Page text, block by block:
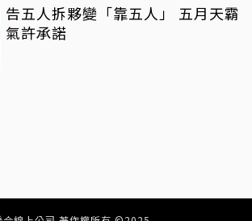
告五人拆夥變「靠五人」 五月天霸
氣許承諾